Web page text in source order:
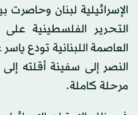
الإسرائيلية لبنان
التحرير الفلسطينية
العاصمة اللبنانية تودع
النصر إلى سفينة أقلته إلى
مرحلة كاملة.